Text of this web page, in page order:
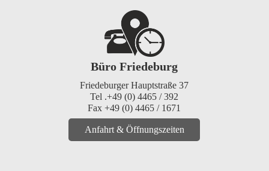
Büro Friedeburg
Friedeburger Hauptstraße 37
Tel .+49 (0) 4465 / 392
Fax +49 (0) 4465 / 1671
Anfahrt & Öffnungszeiten